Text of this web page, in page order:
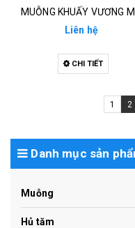
Liên hệ
CHI TIẾT
1 2
Danh mục sản
Muỗng
Hủ tăm